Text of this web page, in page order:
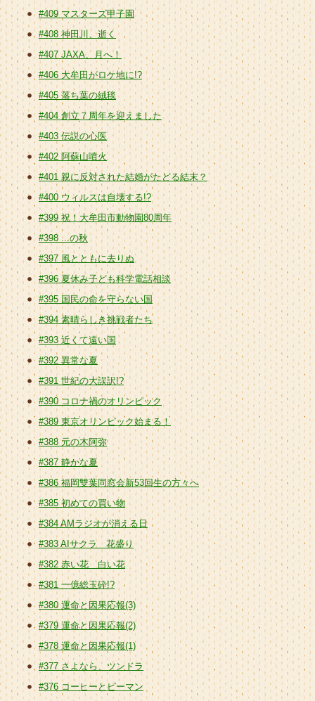
#409 マスターズ甲子園
#408 神田川、逝く
#407 JAXA、月へ！
#406 大牟田がロケ地に!?
#405 落ち葉の絨毯
#404 創立７周年を迎えました
#403 伝説の心医
#402 阿蘇山噴火
#401 親に反対された結婚がたどる結末？
#400 ウィルスは自壊する!?
#399 祝！大牟田市動物園80周年
#398 ...の秋
#397 風とともに去りぬ
#396 夏休み子ども科学電話相談
#395 国民の命を守らない国
#394 素晴らしき挑戦者たち
#393 近くて遠い国
#392 異常な夏
#391 世紀の大誤訳!?
#390 コロナ禍のオリンピック
#389 東京オリンピック始まる！
#388 元の木阿弥
#387 静かな夏
#386 福岡雙葉同窓会新53回生の方々へ
#385 初めての買い物
#384 AMラジオが消える日
#383 AIサクラ 花盛り
#382 赤い花 白い花
#381 一億総玉砕!?
#380 運命と因果応報(3)
#379 運命と因果応報(2)
#378 運命と因果応報(1)
#377 さよなら、ツンドラ
#376 コーヒーとピーマン